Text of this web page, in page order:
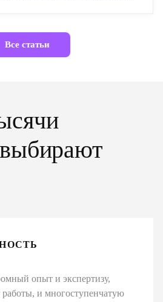
Все статьи
опыт и экспертизу,
работы, и многоступенчатую